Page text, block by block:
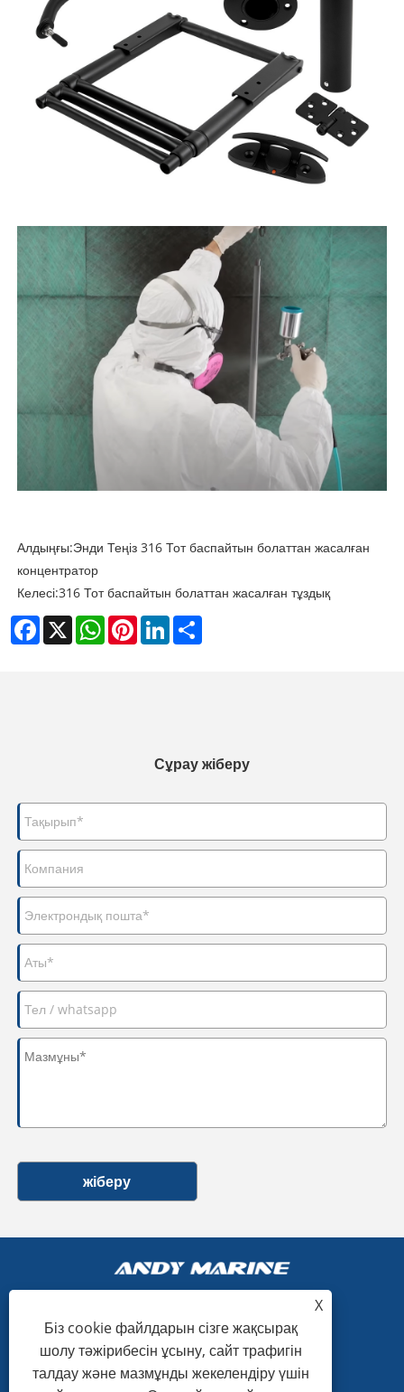
Алдыңғы:Энди Теңіз 316 Тот баспайтын болаттан жасалған
концентратор
Келесі:316 Тот баспайтын болаттан жасалған тұздық
Facebook
X WhatsAppPinterestLinkedIn
Сұрау жіберу
жіберу
+86-15865772126
andy@hardwaremarine.com
X
Біз cookie файлдарын сізге жақсырақ
шолу тәжірибесін ұсыну, сайт трафигін
талдау және мазмұнды жекелендіру үшін